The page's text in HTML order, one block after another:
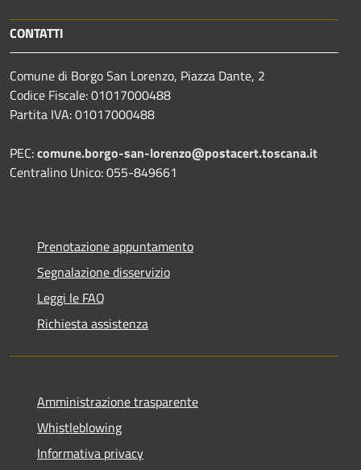
CONTATTI
Comune di Borgo San Lorenzo, Piazza Dante, 2
Codice Fiscale: 01017000488
Partita IVA: 01017000488
PEC:comune.borgo-san-lorenzo@postacert.toscana.it
Centralino Unico: 055-849661
Prenotazione appuntamento
Segnalazione disservizio
Leggi le FAQ
Richiesta assistenza
Amministrazione trasparente
Whistleblowing
Informativa privacy